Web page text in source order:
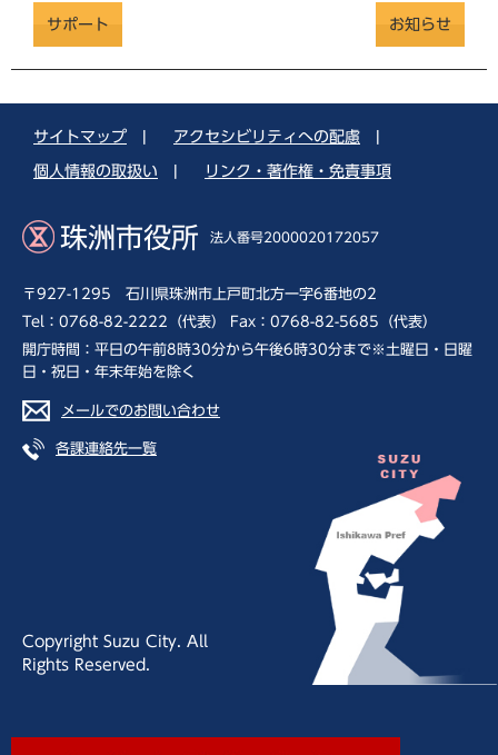
サポート お知らせ
サイトマップ アクセシビリティへの配慮
個人情報の取扱い リンク・著作権・免責事項
珠洲市役所 法人番号2000020172057
〒927-1295 石川県珠洲市上戸町北方一字6番地の2
Tel：0768-82-2222（代表） Fax：0768-82-5685（代表）
開庁時間：平日の午前8時30分から午後6時30分まで※土曜日・日曜
日・祝日・年末年始を除く
メールでのお問い合わせ
各課連絡先一覧
Copyright Suzu City. All
Rights Reserved.